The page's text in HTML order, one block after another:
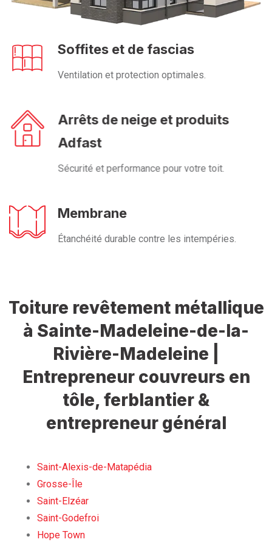
Soffites et de fascias
Ventilation et protection optimales.
Arrêts de neige et produits
Adfast
Sécurité et performance pour votre toit.
Membrane
Étanchéité durable contre les intempéries.
Toiture revêtement métallique
à Sainte-Madeleine-de-la-
Rivière-Madeleine |
Entrepreneur couvreurs en
tôle, ferblantier &
entrepreneur général
Saint-Alexis-de-Matapédia
Grosse-Île
Saint-Elzéar
Saint-Godefroi
Hope Town